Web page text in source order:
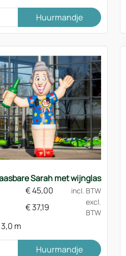
Huurmandje
Sarah met wijnglas
€45,00
incl. BTW
€37,19
excl.
BTW
3,0 m
Huurmandje